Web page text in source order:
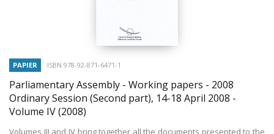
PAPIER ISBN 978-92-871-6471-1
Parliamentary Assembly - Working papers - 2008
Ordinary Session (Second part), 14-18 April 2008 -
Volume IV(2008)
Volumes III and IV bring together all the documents presented to the